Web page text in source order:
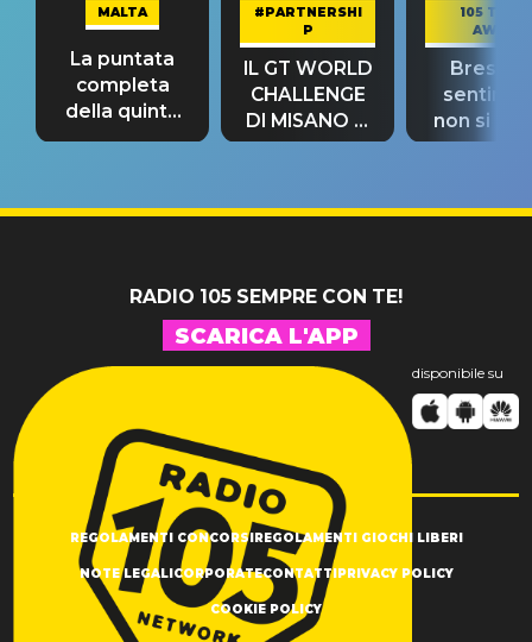
MALTA
La puntata
completa
della quinta
tappa
#PARTNERSHI
P
IL GT WORLD
CHALLENGE
DI MISANO si
riconferma
105 TAKE
AWAY
Bresh:
non si
fino alla
RADIO 105 SEMPRE CON TE!
SCARICA L'APP
disponibile su
REGOLAMENTI CONCORSI REGOLAMENTI GIOCHI LIBERI
NOTE LEGALI CORPORATECONTATTI PRIVACY POLICY
COOKIE POLICY